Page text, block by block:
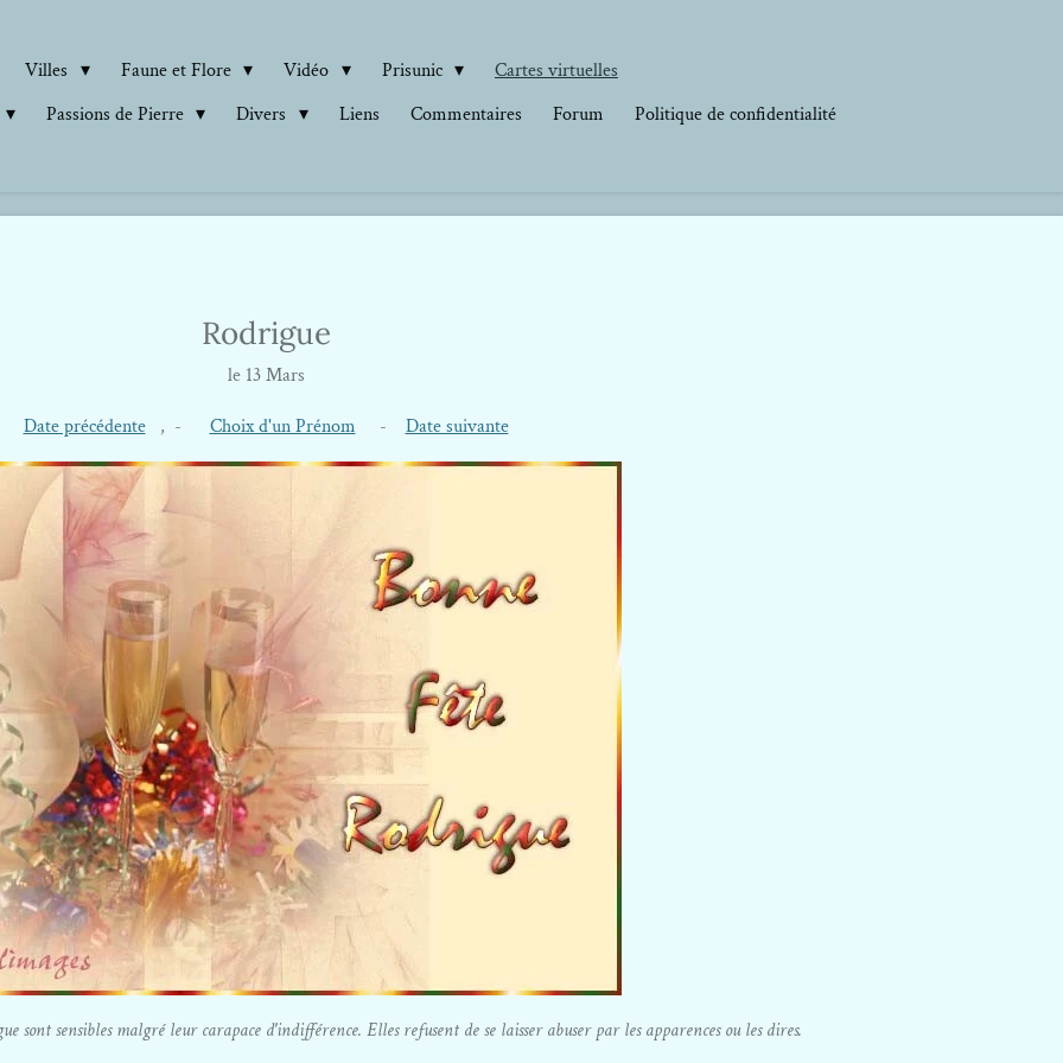
Villes Faune et Flore Vidéo Prisunic
Cartes virtuelles
Passions de Pierre Divers Liens Commentaires Forum
Politique de confidentialité
Rodrigue
le 13 Mars
Date précédente, - Choix d'un Prénom - Date suivante
sont sensibles malgré leur carapace d'indifférence. Elles refusent de se laisser abuser par les apparences ou les dires.